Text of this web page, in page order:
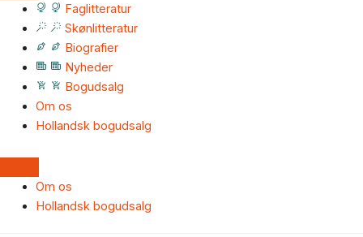
Faglitteratur
Skønlitteratur
Biografier
Nyheder
Bogudsalg
Om os
Hollandsk bogudsalg
Om os
Hollandsk bogudsalg